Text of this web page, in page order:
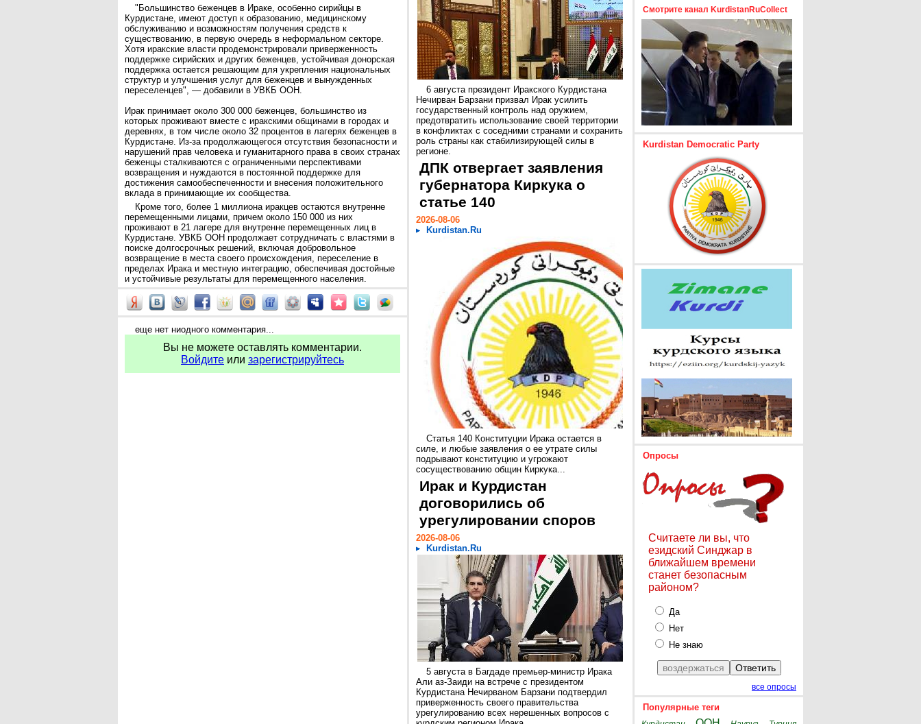
"Большинство беженцев в Ираке, особенно сирийцы в
Курдистане, имеют доступ к образованию, медицинскому
обслуживанию и возможностям получения средств к
существованию, в первую очередь в неформальном секторе.
Хотя иракские власти продемонстрировали приверженность
поддержке сирийских и других беженцев, устойчивая донорская
поддержка остается решающим для укрепления национальных
структур и улучшения услуг для беженцев и вынужденных
переселенцев", — добавили в УВКБ ООН.
Ирак принимает около 300 000 беженцев, большинство из
которых проживают вместе с иракскими общинами в городах и
деревнях, в том числе около 32 процентов в лагерях беженцев в
Курдистане. Из-за продолжающегося отсутствия безопасности и
нарушений прав человека и гуманитарного права в своих странах
беженцы сталкиваются с ограниченными перспективами
возвращения и нуждаются в постоянной поддержке для
достижения самообеспеченности и внесения положительного
вклада в принимающие их сообщества.
Кроме того, более 1 миллиона иракцев остаются внутренне
перемещенными лицами, причем около 150 000 из них
проживают в 21 лагере для внутренне перемещенных лиц в
Курдистане. УВКБ ООН продолжает сотрудничать с властями в
поиске долгосрочных решений, включая добровольное
возвращение в места своего происхождения, переселение в
пределах Ирака и местную интеграцию, обеспечивая достойные
и устойчивые результаты для перемещенного населения.
еще нет ниодного комментария...
Вы не можете оставлять комментарии.
Войдите или зарегистрируйтесь
6 августа президент Иракского Курдистана
Нечирван Барзани призвал Ирак усилить
государственный контроль над оружием,
предотвратить использование своей территории
в конфликтах с соседними странами и сохранить
роль страны как стабилизирующей силы в
регионе.
ДПК отвергает заявления
губернатора Киркука о
статье 140
2026-08-06
Kurdistan.Ru
Статья 140 Конституции Ирака остается в
силе, и любые заявления о ее утрате силы
подрывают конституцию и угрожают
сосуществованию общин Киркука...
Ирак и Курдистан
договорились об
урегулировании споров
2026-08-06
Kurdistan.Ru
5 августа в Багдаде премьер-министр Ирака
Али аз-Заиди на встрече с президентом
Курдистана Нечирваном Барзани подтвердил
приверженность своего правительства
урегулированию всех нерешенных вопросов с
Смотрите канал KurdistanRuCollect
Kurdistan Democratic Party
Опросы
Считаете ли вы, что
езидский Синджар в
ближайшем времени
станет безопасным
районом?
Да
Нет
Не знаю
все опросы
Популярные теги